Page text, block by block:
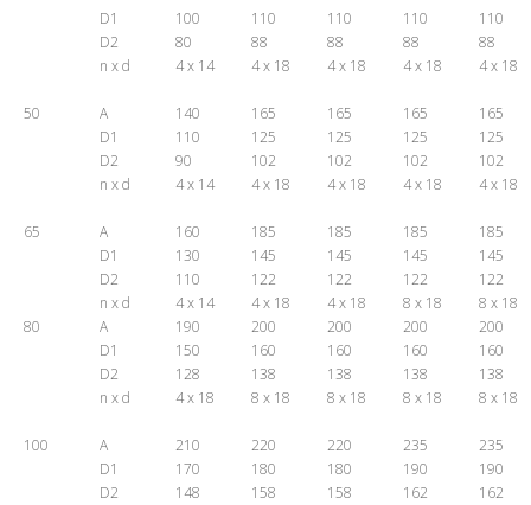
D1
100 110 110 110
110
D2
80 88 88 88
88
n x d
4 x 14 4 x 18 4 x 18 4 x 18 4 x 18
50 A 140 165 165 165
165
D1
110 125 125 125
125
D2
90 102 102 102
102
n x d
4 x 14 4 x 18 4 x 18 4 x 18 4 x 18
65 A 160 185 185 185
185
D1
130 145 145 145
145
D2
110 122 122 122
122
n x d
4 x 14 4 x 18 4 x 18 8 x 18
8 x 18
80
A 190 200 200 200
200
D1
150 160 160 160
160
D2
128 138 138 138
138
n x d
4 x 18 8 x 18 8 x 18 8 x 18 8 x 18
100 A 210 220 220 235
235
D1
170 180 180 190
190
D2
148 158 158 162
162